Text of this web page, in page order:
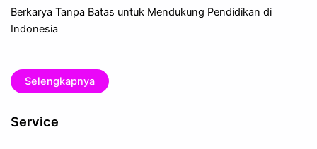
Berkarya Tanpa Batas untuk Mendukung Pendidikan di
Indonesia
Selengkapnya
Service